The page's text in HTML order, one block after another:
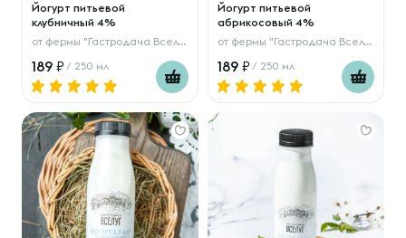
Йогурт питьевой
клубничный 4%
от фермы "Гастродача Вселуг"
189 / 250 мл
Йогурт питьевой
абрикосовый 4%
от фермы "Гастродача Вселуг"
189 / 250 мл